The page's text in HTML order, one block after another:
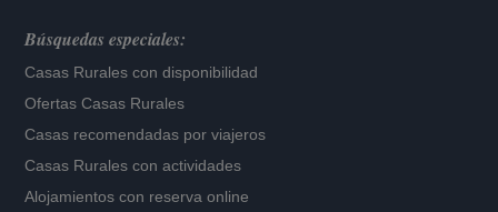
Búsquedas especiales:
Casas Rurales con disponibilidad
Ofertas Casas Rurales
Casas recomendadas por viajeros
Casas Rurales con actividades
Alojamientos con reserva online